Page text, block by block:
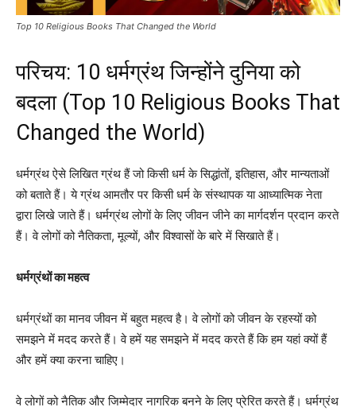
Top 10 Religious Books That Changed the World
परिचय: 10 धर्मग्रंथ जिन्होंने दुनिया को
बदला (Top 10 Religious Books That
Changed the World)
धर्मग्रंथ ऐसे लिखित ग्रंथ हैं जो किसी धर्म के सिद्धांतों, इतिहास, और मान्यताओं
को बताते हैं। ये ग्रंथ आमतौर पर किसी धर्म के संस्थापक या आध्यात्मिक नेता
द्वारा लिखे जाते हैं। धर्मग्रंथ लोगों के लिए जीवन जीने का मार्गदर्शन प्रदान करते
हैं। वे लोगों को नैतिकता, मूल्यों, और विश्वासों के बारे में सिखाते हैं।
धर्मग्रंथों का महत्व
धर्मग्रंथों का मानव जीवन में बहुत महत्व है। वे लोगों को जीवन के रहस्यों को
समझने में मदद करते हैं। वे हमें यह समझने में मदद करते हैं कि हम यहां क्यों हैं
और हमें क्या करना चाहिए।
वे लोगों को नैतिक और जिम्मेदार नागरिक बनने के लिए प्रेरित करते हैं। धर्मग्रंथ